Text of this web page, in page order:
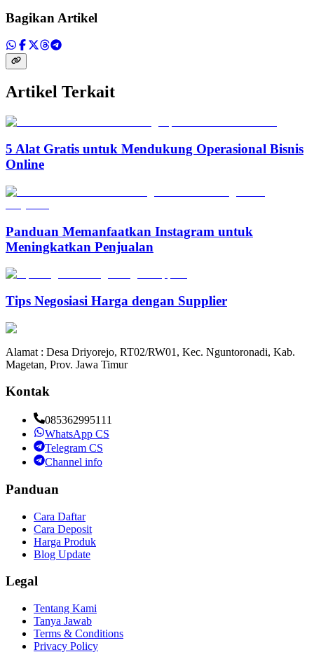
Bagikan Artikel
Artikel Terkait
5 Alat Gratis untuk Mendukung Operasional Bisnis
Online
Panduan Memanfaatkan Instagram untuk
Meningkatkan Penjualan
Tips Negosiasi Harga dengan Supplier
Alamat : Desa Driyorejo, RT02/RW01, Kec. Nguntoronadi, Kab.
Magetan, Prov. Jawa Timur
Kontak
085362995111
WhatsApp CS
Telegram CS
Channel info
Panduan
Cara Daftar
Cara Deposit
Harga Produk
Blog Update
Legal
Tentang Kami
Tanya Jawab
Terms & Conditions
Privacy Policy